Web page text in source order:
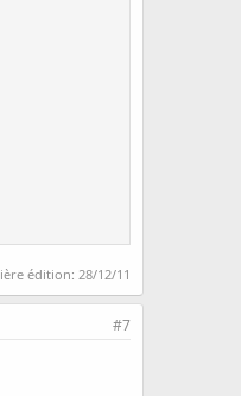
édition: 28/12/11
#7